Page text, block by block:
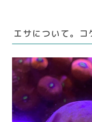
エサについて。コ